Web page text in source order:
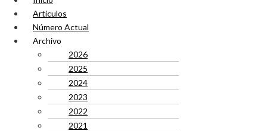
Artículos
Número Actual
Archivo
2026
2025
2024
2023
2022
2021